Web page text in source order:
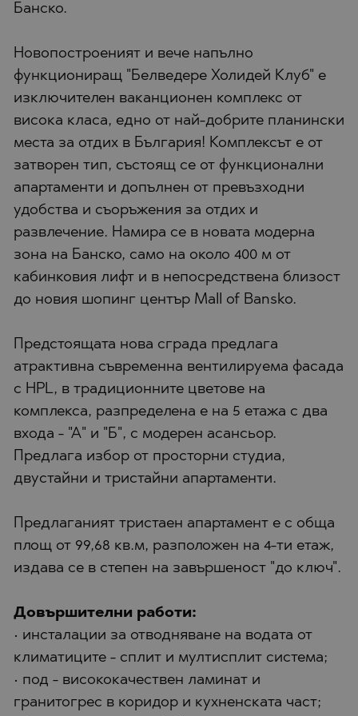
Банско.
Новопостроеният и вече напълно
функциониращ "Белведере Холидей Клуб" e
изключителен ваканционен комплекс от
висока класа, едно от най-добрите планински
места за отдих в България! Комплексът е от
затворен тип, състоящ се от функционални
апартаменти и допълнен от превъзходни
удобства и съоръжения за отдих и
развлечение. Намира се в новата модерна
зона на Банско, само на около 400 м от
кабинковия лифт и в непосредствена близост
до новия шопинг център Mall of Bansko.
Предстоящата нова сграда предлага
атрактивна съвременна вентилируема фасада
с HPL, в традиционните цветове на
комплекса, разпределена е на 5 етажа с два
входа - "А" и "Б", с модерен асансьор.
Предлага избор от просторни студиа,
двустайни и тристайни апартаменти.
Предлаганият тристаен апартамент е с обща
площ от 99,68 кв.м, разположен на 4-ти етаж,
издава се в степен на завършеност "до ключ".
Довършителни работи:
• инсталации за отводняване на водата от
климатиците - сплит и мултисплит система;
• под - висококачествен ламинат и
гранитогрес в коридор и кухненската част;